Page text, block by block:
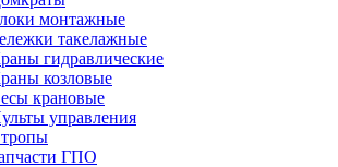
монтажные
такелажные
гидравлические
козловые
крановые
управления
ГПО